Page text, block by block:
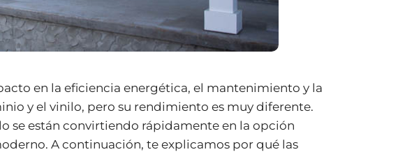
en la eficiencia energética, el mantenimiento y la
y el vinilo, pero su rendimiento es muy diferente.
se están convirtiendo rápidamente en la opción
A continuación, te explicamos por qué las